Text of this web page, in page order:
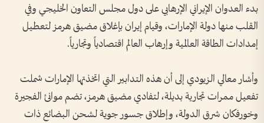
بدء العدوان الإيراني الإرهابي على دول مجلس التعاون الخليجي وفي
القلب منها دولة الإمارات، وقيام إيران بإغلاق مضيق هرمز لتعطيل
إمدادات الطاقة العالمية وإرهاب العالم اقتصادياً وتجارياً.
وأشار معالي الزيودي إلى أن هذه التدابير التي اتخذتها الإمارات شملت
تفعيل ممرات تجارية بديلة، لتفادي مضيق هرمز، تضم موانئ الفجيرة
وخورفكان شرق الدولة، وإطلاق جسور جوية لشحن البضائع ذات